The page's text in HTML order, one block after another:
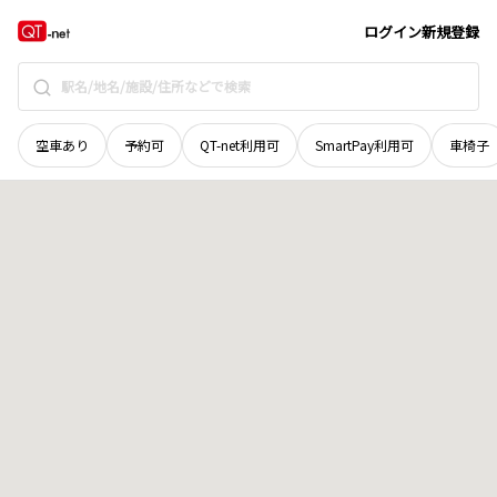
ログイン新規登録
空車あり 予約可 QT-net利用可 SmartPay利用可 車椅子
北海道